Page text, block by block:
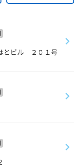
とビル ２０１号